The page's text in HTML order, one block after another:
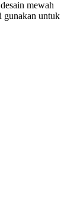
mewah
gunakan untuk